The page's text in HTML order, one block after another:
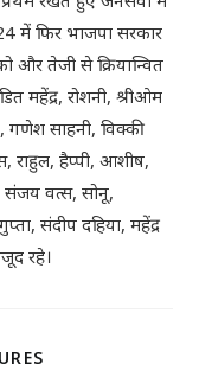
में फिर भाजपा सरकार
तेजी से क्रियान्वित
महेंद्र, रोशनी, श्रीओम
गणेश साहनी, विक्की
राहुल, हैप्पी, आशीष,
संजय वत्स, सोनू,
संदीप दहिया, महेंद्र
रहे।